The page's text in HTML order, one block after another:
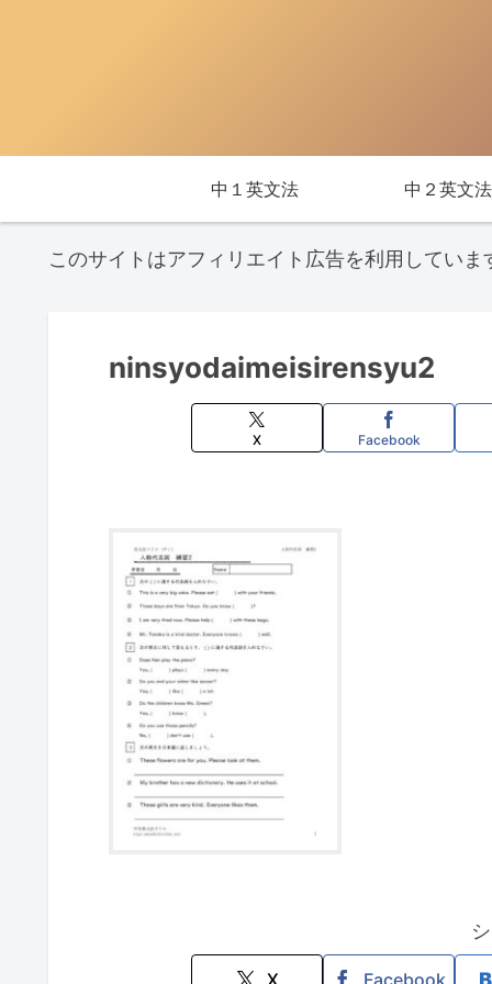
中１英文法 中２英文法
このサイトはアフィリエイト広告を利用していま
ninsyodaimeisirensyu2
X Facebook
X Facebook